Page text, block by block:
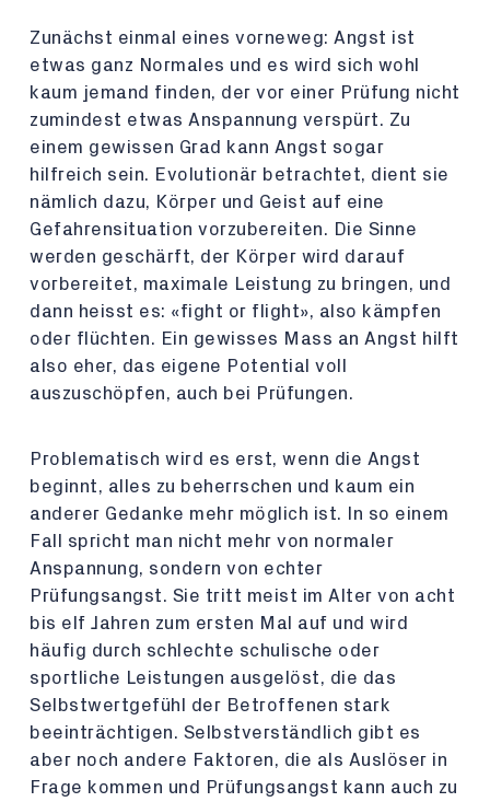
Zunächst einmal eines vorneweg: Angst ist
etwas ganz Normales und es wird sich wohl
kaum jemand finden, der vor einer Prüfung nicht
zumindest etwas Anspannung verspürt. Zu
einem gewissen Grad kann Angst sogar
hilfreich sein. Evolutionär betrachtet, dient sie
nämlich dazu, Körper und Geist auf eine
Gefahrensituation vorzubereiten. Die Sinne
werden geschärft, der Körper wird darauf
vorbereitet, maximale Leistung zu bringen, und
dann heisst es: «fight or flight», also kämpfen
oder flüchten. Ein gewisses Mass an Angst hilft
also eher, das eigene Potential voll
auszuschöpfen, auch bei Prüfungen.
Problematisch wird es erst, wenn die Angst
beginnt, alles zu beherrschen und kaum ein
anderer Gedanke mehr möglich ist. In so einem
Fall spricht man nicht mehr von normaler
Anspannung, sondern von echter
Prüfungsangst. Sie tritt meist im Alter von acht
bis elf Jahren zum ersten Mal auf und wird
häufig durch schlechte schulische oder
sportliche Leistungen ausgelöst, die das
Selbstwertgefühl der Betroffenen stark
beeinträchtigen. Selbstverständlich gibt es
aber noch andere Faktoren, die als Auslöser in
Frage kommen und Prüfungsangst kann auch zu